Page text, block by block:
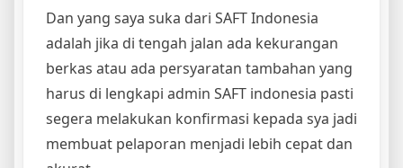
Dan yang saya suka dari SAFT Indonesia
adalah jika di tengah jalan ada kekurangan
berkas atau ada persyaratan tambahan yang
harus di lengkapi admin SAFT indonesia pasti
segera melakukan konfirmasi kepada sya jadi
membuat pelaporan menjadi lebih cepat dan